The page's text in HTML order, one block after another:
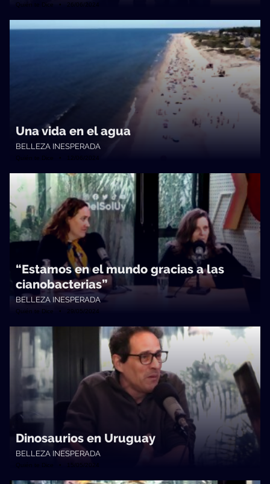
Quién te Dice • 26/06/2024
Una vida en el agua
BELLEZA INESPERADA
Quién te Dice • 12/06/2024
“Estamos en el mundo gracias a las
cianobacterias”
BELLEZA INESPERADA
Quién te Dice • 29/05/2024
Dinosaurios en Uruguay
BELLEZA INESPERADA
Quién te Dice • 15/05/2024